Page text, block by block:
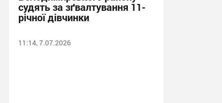
судять за зґвалтування 11-
річної дівчинки
11:14, 7.07.2026